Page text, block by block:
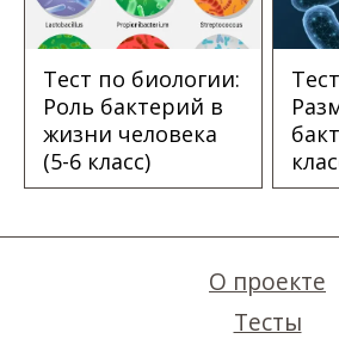
Тест по биологии:
Роль бактерий в
жизни человека
(5-6 класс)
О проекте
Тесты